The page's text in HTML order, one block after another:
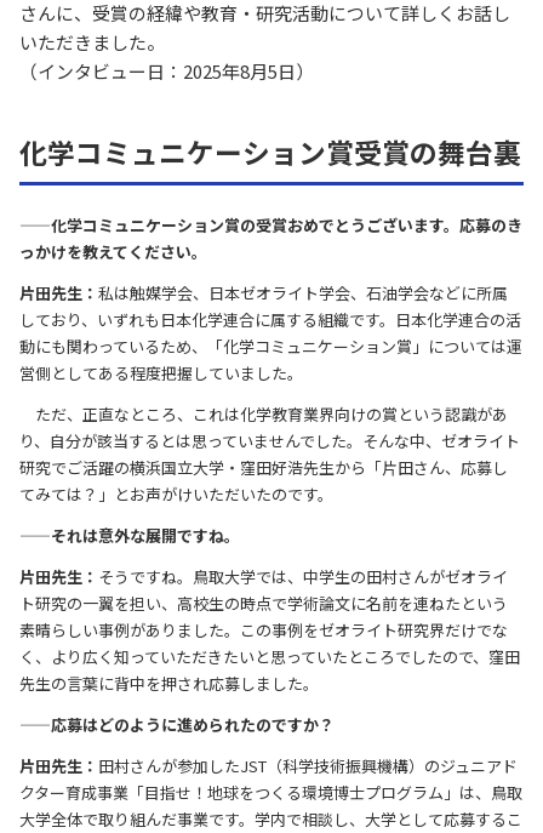
さんに、受賞の経緯や教育・研究活動について詳しくお話し
いただきました。
（インタビュー日：2025年8月5日）
化学コミュニケーション賞受賞の舞台裏
——化学コミュニケーション賞の受賞おめでとうございます。応募のき
っかけを教えてください。
片田先生：私は触媒学会、日本ゼオライト学会、石油学会などに所属
しており、いずれも日本化学連合に属する組織です。日本化学連合の活
動にも関わっているため、「化学コミュニケーション賞」については運
営側としてある程度把握していました。
ただ、正直なところ、これは化学教育業界向けの賞という認識があ
り、自分が該当するとは思っていませんでした。そんな中、ゼオライト
研究でご活躍の横浜国立大学・窪田好浩先生から「片田さん、応募し
てみては？」とお声がけいただいたのです。
——それは意外な展開ですね。
片田先生： そうですね。鳥取大学では、中学生の田村さんがゼオライ
ト研究の一翼を担い、高校生の時点で学術論文に名前を連ねたという
素晴らしい事例がありました。この事例をゼオライト研究界だけでな
く、より広く知っていただきたいと思っていたところでしたので、窪田
先生の言葉に背中を押され応募しました。
——応募はどのように進められたのですか？
片田先生： 田村さんが参加したJST（科学技術振興機構）のジュニアド
クター育成事業「目指せ！地球をつくる環境博士プログラム」は、鳥取
大学全体で取り組んだ事業です。学内で相談し、大学として応募するこ